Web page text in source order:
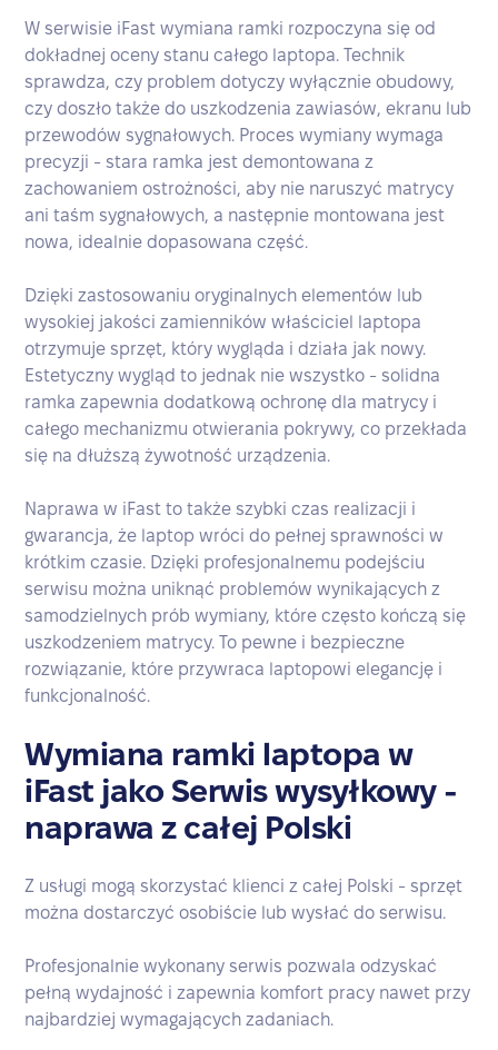
W serwisie iFast wymiana ramki rozpoczyna się od
dokładnej oceny stanu całego laptopa. Technik
sprawdza, czy problem dotyczy wyłącznie obudowy,
czy doszło także do uszkodzenia zawiasów, ekranu lub
przewodów sygnałowych. Proces wymiany wymaga
precyzji - stara ramka jest demontowana z
zachowaniem ostrożności, aby nie naruszyć matrycy
ani taśm sygnałowych, a następnie montowana jest
nowa, idealnie dopasowana część.
Dzięki zastosowaniu oryginalnych elementów lub
wysokiej jakości zamienników właściciel laptopa
otrzymuje sprzęt, który wygląda i działa jak nowy.
Estetyczny wygląd to jednak nie wszystko - solidna
ramka zapewnia dodatkową ochronę dla matrycy i
całego mechanizmu otwierania pokrywy, co przekłada
się na dłuższą żywotność urządzenia.
Naprawa w iFast to także szybki czas realizacji i
gwarancja, że laptop wróci do pełnej sprawności w
krótkim czasie. Dzięki profesjonalnemu podejściu
serwisu można uniknąć problemów wynikających z
samodzielnych prób wymiany, które często kończą się
uszkodzeniem matrycy. To pewne i bezpieczne
rozwiązanie, które przywraca laptopowi elegancję i
funkcjonalność.
Wymiana ramki laptopa w
iFast jako Serwis wysyłkowy -
naprawa z całej Polski
Z usługi mogą skorzystać klienci z całej Polski - sprzęt
można dostarczyć osobiście lub wysłać do serwisu.
Profesjonalnie wykonany serwis pozwala odzyskać
pełną wydajność i zapewnia komfort pracy nawet przy
najbardziej wymagających zadaniach.